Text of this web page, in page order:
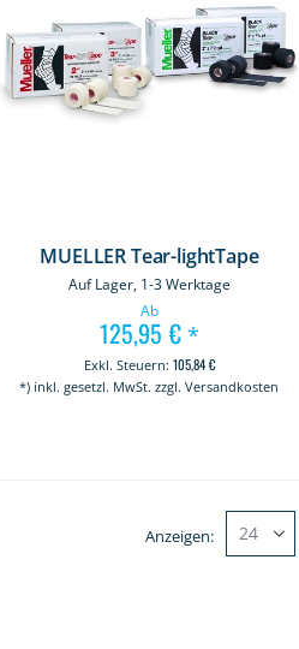
MUELLER Tear-lightTape
Auf Lager, 1-3 Werktage
Ab
125,95 €*
105,84 €
*) inkl. gesetzl. MwSt. zzgl. Versandkosten
Anzeigen